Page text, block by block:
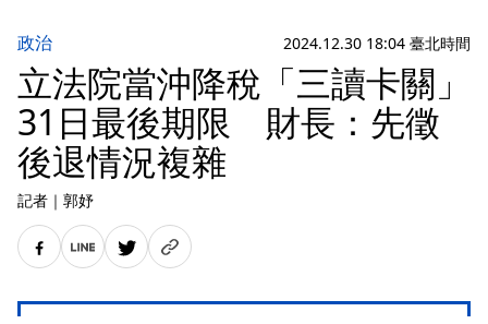
政治 2024.12.30 18:04 臺北時間
立法院當沖降稅「三讀卡關」
31日最後期限 財長：先徵
後退情況複雜
記者 ｜ 郭妤